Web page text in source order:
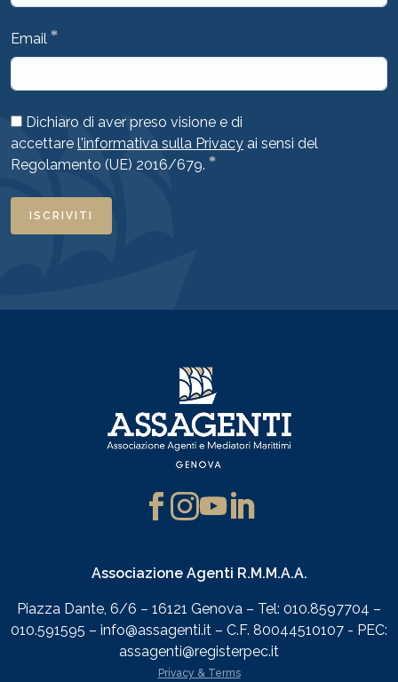
Email *
Dichiaro di aver preso visione e di
accettare l'informativa sulla Privacy ai sensi del
Regolamento (UE) 2016/679. *
ISCRIVITI
Associazione Agenti R.M.M.A.A.
Piazza Dante, 6/6 – 16121 Genova – Tel: 010.8597704 –
010.591595 – info@assagenti.it – C.F. 80044510107 - PEC:
assagenti@registerpec.it
Privacy & Terms